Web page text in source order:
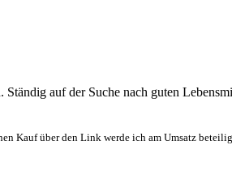
auf der Suche nach guten
Kauf über den Link werde ich am Umsatz